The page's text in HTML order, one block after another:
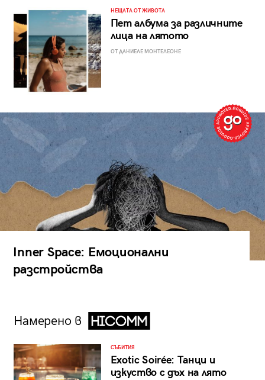
НЕЩАТА ОТ ЖИВОТА
Пет албума за различните
лица на лятото
ОТ ДАНИЕЛЕ МОНТЕЛЕОНЕ
Inner Space: Емоционални
разстройства
Намерено в
СЪБИТИЯ
Exotic Soirée: Танци и
изкуство с дъх на лято